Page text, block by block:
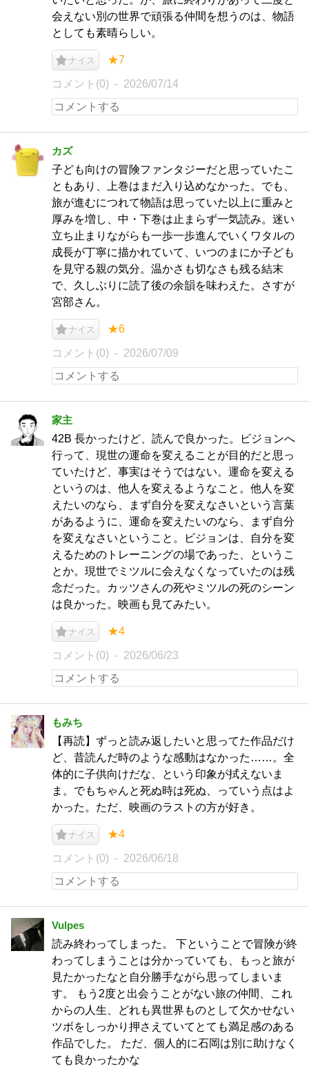
会えない別の世界で頑張る仲間を想うのは、物語
としても素晴らしい。
ナイス ★7
コメント(0) 2026/07/14
カズ
子ども向けの冒険ファンタジーだと思っていたこ
ともあり、上巻はまだ入り込めなかった。でも、
旅が進むにつれて物語は思っていた以上に重みと
厚みを増し、中・下巻は止まらず一気読み。迷い
立ち止まりながらも一歩一歩進んでいくワタルの
成長が丁寧に描かれていて、いつのまにか子ども
を見守る親の気分。温かさも切なさも残る結末
で、久しぶりに読了後の余韻を味わえた。さすが
宮部さん。
ナイス ★6
コメント(0) 2026/07/09
家主
42B 長かったけど、読んで良かった。ビジョンへ
行って、現世の運命を変えることが目的だと思っ
ていたけど、事実はそうではない。運命を変える
というのは、他人を変えるようなこと。他人を変
えたいのなら、まず自分を変えなさいという言葉
があるように、運命を変えたいのなら、まず自分
を変えなさいということ。ビジョンは、自分を変
えるためのトレーニングの場であった、というこ
とか。現世でミツルに会えなくなっていたのは残
念だった。カッツさんの死やミツルの死のシーン
は良かった。映画も見てみたい。
ナイス ★4
コメント(0) 2026/06/23
もみち
【再読】ずっと読み返したいと思ってた作品だけ
ど、昔読んだ時のような感動はなかった……。全
体的に子供向けだな、という印象が拭えないま
ま。でもちゃんと死ぬ時は死ぬ、っていう点はよ
かった。ただ、映画のラストの方が好き。
ナイス ★4
コメント(0) 2026/06/18
Vulpes
読み終わってしまった。 下ということで冒険が終
わってしまうことは分かっていても、もっと旅が
見たかったなと自分勝手ながら思ってしまいま
す。 もう2度と出会うことがない旅の仲間、これ
からの人生、どれも異世界ものとして欠かせない
ツボをしっかり押さえていてとても満足感のある
作品でした。 ただ、個人的に石岡は別に助けなく
ても良かったかな